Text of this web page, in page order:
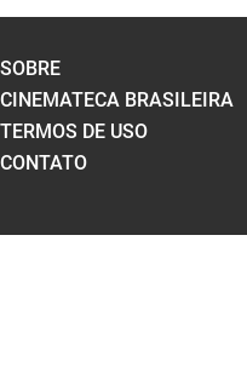
SOBRE
CINEMATECA BRASILEIRA
TERMOS DE USO
CONTATO